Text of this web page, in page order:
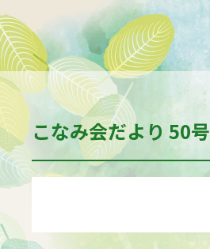
こなみ会だより 50号